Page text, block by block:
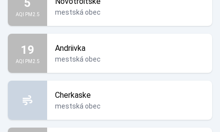
AQI PM2.5 mestská obec
19
AQI PM2.5
Andriivka
mestská obec
Cherkaske
mestská obec